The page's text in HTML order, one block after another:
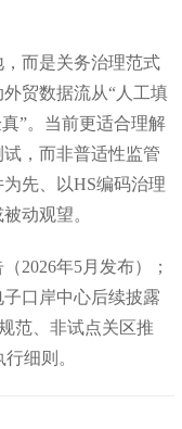
而是关务治理范式
贸数据流从“人工填
”。当前更适合理解
，而非普适性监管
先、以HS编码治理
动观望。
2026年5月发布）；
口岸中心后续披露
范、非试点关区推
细则。